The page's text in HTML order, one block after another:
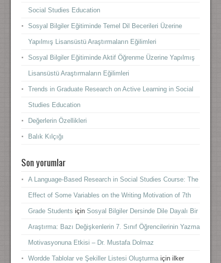
Social Studies Education
Sosyal Bilgiler Eğitiminde Temel Dil Becerileri Üzerine
Yapılmış Lisansüstü Araştırmaların Eğilimleri
Sosyal Bilgiler Eğitiminde Aktif Öğrenme Üzerine Yapılmış
Lisansüstü Araştırmaların Eğilimleri
Trends in Graduate Research on Active Learning in Social
Studies Education
Değerlerin Özellikleri
Balık Kılçığı
Son yorumlar
A Language-Based Research in Social Studies Course: The
Effect of Some Variables on the Writing Motivation of 7th
Grade Students için Sosyal Bilgiler Dersinde Dile Dayalı Bir
Araştırma: Bazı Değişkenlerin 7. Sınıf Öğrencilerinin Yazma
Motivasyonuna Etkisi – Dr. Mustafa Dolmaz
Wordde Tablolar ve Şekiller Listesi Oluşturmaiçin ilker